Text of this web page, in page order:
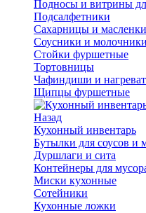
Подносы и витрины
Подсалфетники
Сахарницы и масленки
Соусники и молочники
Стойки фуршетные
Тортовницы
Чафиндиши и
Щипцы фуршетные
Назад
Кухонный инвентарь
Бутылки для соусов и
Дуршлаги и сита
Контейнеры для
Миски кухонные
Сотейники
Кухонные ложки